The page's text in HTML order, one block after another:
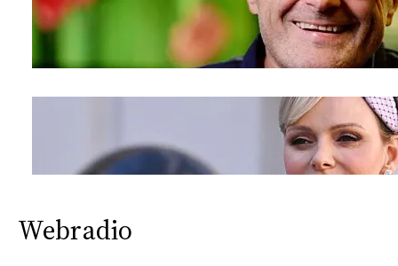
Webradio